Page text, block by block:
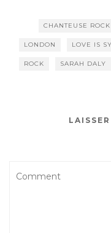
CHANTEUSE ROCK
LONDON LOVE IS
ROCK SARAH DALY